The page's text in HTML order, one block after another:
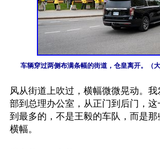
车辆穿过两侧布满条幅的街道，仓皇离开。（
风从街道上吹过，横幅微微晃动。
部到总理办公室，从正门到后门，这
到最多的，不是王毅的车队，而是那
横幅。